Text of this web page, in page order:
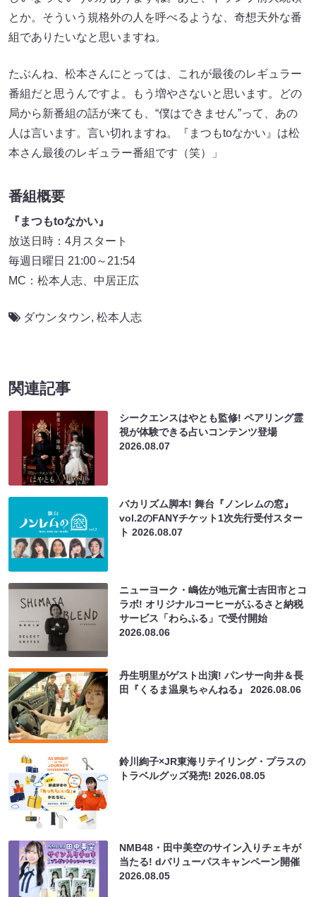
とか。そういう規格外の人を呼べるような、奇想天外な番
組でありたいなと思いますね。
たぶんね、松本さんにとっては、これが最後のレギュラー
番組だと思うんですよ。もう増やさないと思います。どの
局から新番組の話が来ても、“僕はできません”って、あの
人は言います。言い切れますね。『まつもtoなかい』は松
本さん最後のレギュラー番組です（笑）」
番組概要
『まつもtoなかい』
放送日時：4月スタート
毎週日曜日 21:00～21:54
MC：松本人志、中居正広
ダウンタウン, 松本人志
関連記事
シークエンスはやとも監修! ペアリング霊
視が体験できる占いコンテンツ登場
2026.08.07
バカリズム脚本! 舞台『ノンレムの窓』
vol.2のFANYチケット1次先行受付スター
ト2026.08.07
ニューヨーク・嶋佐が地元富士吉田市とコ
ラボ! オリジナルコーヒーがふるさと納税
サービス「わらふる」で受付開始
2026.08.06
丹生明里がゲスト出演! パンサー向井＆長
田『くるま温泉ちゃんねる』2026.08.06
鈴川絢子×JR東海リテイリング・プラスの
トラベルグッズ発売!2026.08.05
NMB48・田中美空のサイン入りチェキが
当たる! dバリューパスキャンペーン開催
2026.08.05